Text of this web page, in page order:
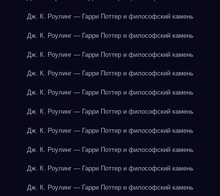
Дж. К. Роулинг — Гарри Поттер и философский камень
Дж. К. Роулинг — Гарри Поттер и философский камень
Дж. К. Роулинг — Гарри Поттер и философский камень
Дж. К. Роулинг — Гарри Поттер и философский камень
Дж. К. Роулинг — Гарри Поттер и философский камень
Дж. К. Роулинг — Гарри Поттер и философский камень
Дж. К. Роулинг — Гарри Поттер и философский камень
Дж. К. Роулинг — Гарри Поттер и философский камень
Дж. К. Роулинг — Гарри Поттер и философский камень
Дж. К. Роулинг — Гарри Поттер и философский камень